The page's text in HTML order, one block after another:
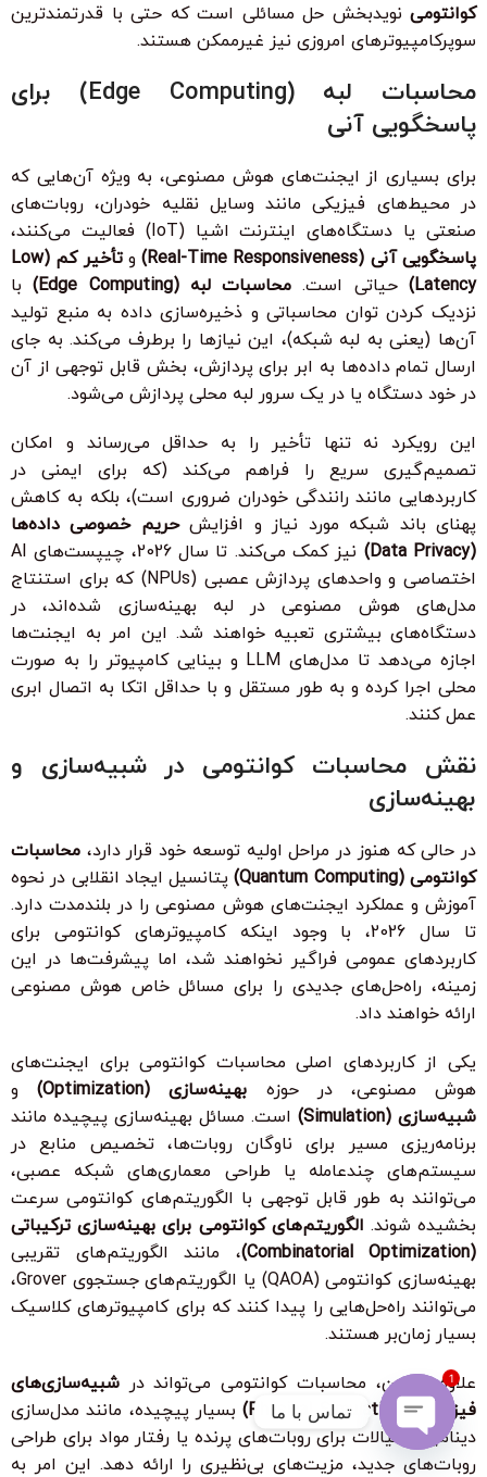
کوانتومی نویدبخش حل مسائلی است که حتی با قدرتمندترین
سوپرکامپیوترهای امروزی نیز غیرممکن هستند.
محاسبات لبه (Edge Computing) برای
پاسخگویی آنی
برای بسیاری از ایجنت‌های هوش مصنوعی، به ویژه آن‌هایی که
در محیط‌های فیزیکی مانند وسایل نقلیه خودران، روبات‌های
صنعتی یا دستگاه‌های اینترنت اشیا (IoT) فعالیت می‌کنند،
پاسخگویی آنی (Real-Time Responsiveness)
و
تأخیر کم (Low
Latency) حیاتی است. محاسبات لبه (Edge Computing)
با
نزدیک کردن توان محاسباتی و ذخیره‌سازی داده به منبع تولید
آن‌ها (یعنی به لبه شبکه)، این نیازها را برطرف می‌کند. به جای
ارسال تمام داده‌ها به ابر برای پردازش، بخش قابل توجهی از آن
در خود دستگاه یا در یک سرور لبه محلی پردازش می‌شود.
این رویکرد نه تنها تأخیر را به حداقل می‌رساند و امکان
تصمیم‌گیری سریع را فراهم می‌کند (که برای ایمنی در
کاربردهایی مانند رانندگی خودران ضروری است)، بلکه به کاهش
پهنای باند شبکه مورد نیاز و افزایشحریم خصوصی داده‌ها
(Data Privacy)
نیز کمک می‌کند. تا سال 2026، چیپست‌های AI
اختصاصی و واحدهای پردازش عصبی (NPUs) که برای استنتاج
مدل‌های هوش مصنوعی در لبه بهینه‌سازی شده‌اند، در
دستگاه‌های بیشتری تعبیه خواهند شد. این امر به ایجنت‌ها
اجازه می‌دهد تا مدل‌های LLM و بینایی کامپیوتر را به صورت
محلی اجرا کرده و به طور مستقل و با حداقل اتکا به اتصال ابری
عمل کنند.
نقش محاسبات کوانتومی در شبیه‌سازی و
بهینه‌سازی
در حالی که هنوز در مراحل اولیه توسعه خود قرار دارد، محاسبات
کوانتومی (Quantum Computing)
پتانسیل ایجاد انقلابی در نحوه
آموزش و عملکرد ایجنت‌های هوش مصنوعی را در بلندمدت دارد.
تا سال 2026، با وجود اینکه کامپیوترهای کوانتومی برای
کاربردهای عمومی فراگیر نخواهند شد، اما پیشرفت‌ها در این
زمینه، راه‌حل‌های جدیدی را برای مسائل خاص هوش مصنوعی
ارائه خواهند داد.
یکی از کاربردهای اصلی محاسبات کوانتومی برای ایجنت‌های
هوش مصنوعی، در حوزه بهینه‌سازی (Optimization)
و
شبیه‌سازی (Simulation)
است. مسائل بهینه‌سازی پیچیده مانند
برنامه‌ریزی مسیر برای ناوگان روبات‌ها، تخصیص منابع در
سیستم‌های چندعامله یا طراحی معماری‌های شبکه عصبی،
می‌توانند به طور قابل توجهی با الگوریتم‌های کوانتومی سرعت
بخشیده شوند. الگوریتم‌های کوانتومی برای بهینه‌سازی ترکیباتی
(Combinatorial Optimization)
، مانند الگوریتم‌های تقریبی
بهینه‌سازی کوانتومی (QAOA) یا الگوریتم‌های جستجوی Grover،
می‌توانند راه‌حل‌هایی را پیدا کنند که برای کامپیوترهای کلاسیک
بسیار زمان‌بر هستند.
علاوه بر این، محاسبات کوانتومی می‌تواند در شبیه‌سازی‌های
فیزیکی (Physical Simulations)
بسیار پیچیده، مانند مدل‌سازی
دینامیک سیالات برای روبات‌های پرنده یا رفتار مواد برای طراحی
روبات‌های جدید، مزیت‌های بی‌نظیری را ارائه دهد. این امر به
تماس با ما
Open
1